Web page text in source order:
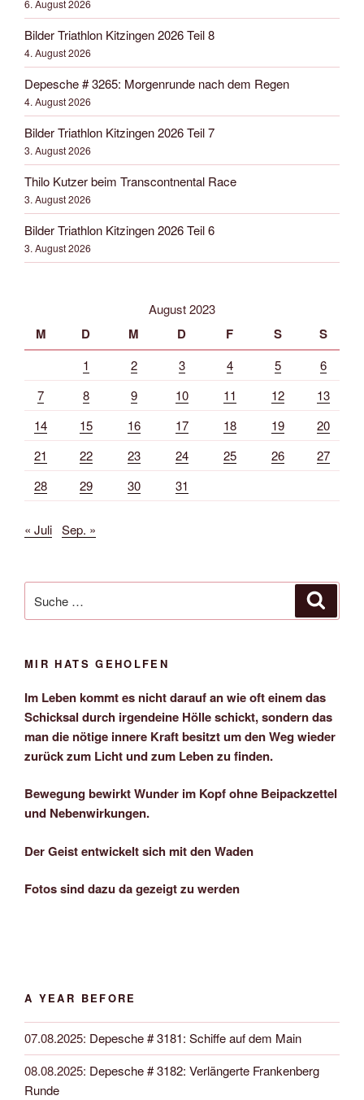
6. August 2026
Bilder Triathlon Kitzingen 2026 Teil 8
4. August 2026
Depesche # 3265: Morgenrunde nach dem Regen
4. August 2026
Bilder Triathlon Kitzingen 2026 Teil 7
3. August 2026
Thilo Kutzer beim Transcontnental Race
3. August 2026
Bilder Triathlon Kitzingen 2026 Teil 6
3. August 2026
August 2023
M D M D F S S
1 2 3 4 5
6
7
8 9 10 11 12
13
14
15 16 17 18 19
20
21
22 23 24 25 26
27
28
29 30 31
« Juli Sep. »
nach:
MIR HATS GEHOLFEN
Im Leben kommt es nicht darauf an wie oft einem das
Schicksal durch irgendeine Hölle schickt, sondern das
man die nötige innere Kraft besitzt um den Weg wieder
zurück zum Licht und zum Leben zu finden.
Bewegung bewirkt Wunder im Kopf ohne Beipackzettel
und Nebenwirkungen.
Der Geist entwickelt sich mit den Waden
Fotos sind dazu da gezeigt zu werden
A YEAR BEFORE
07.08.2025: Depesche # 3181: Schiffe auf dem Main
08.08.2025: Depesche # 3182: Verlängerte Frankenberg
Runde